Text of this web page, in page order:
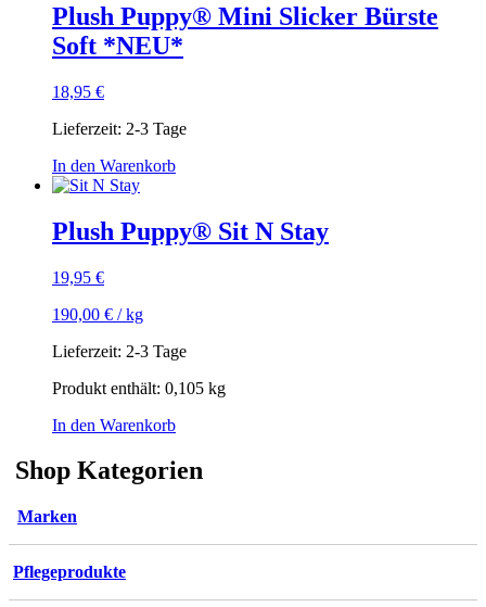
Plush Puppy® Mini Slicker Bürste
Soft *NEU*
18,95 €
Lieferzeit: 2-3 Tage
In den Warenkorb
Plush Puppy® Sit N Stay
19,95 €
190,00 € /kg
Lieferzeit: 2-3 Tage
Produkt enthält: 0,105 kg
In den Warenkorb
Shop Kategorien
Marken
Pflegeprodukte